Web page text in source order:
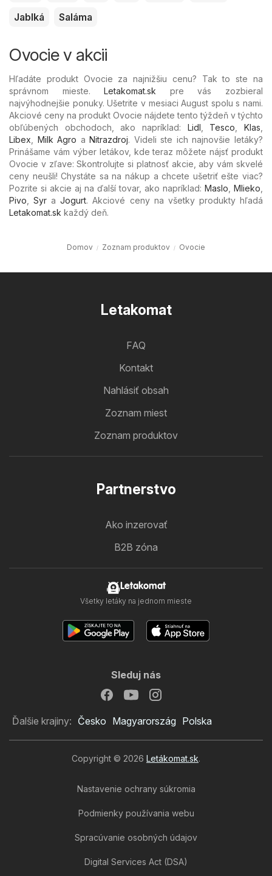
Jablká
Saláma
Ovocie v akcii
Hľadáte produkt Ovocie za najnižšiu cenu? Tak to ste na
správnom mieste.Letakomat.sk pre vás zozbieral
najvýhodnejšie ponuky. Ušetrite v mesiaci August spolu s nami.
Akciové ceny na produkt Ovocie nájdete tento týždeň v týchto
obľúbených obchodoch, ako napríklad: Lidl Tesco ,Klas
Libex
Milk Agro aNitrazdroj. Videli ste ich najnovšie letáky?
Prinášame vám výber letákov, kde teraz môžete nájsť produkt
Ovocie v zľave: Skontrolujte si platnosť akcie, aby vám skvelé
ceny neušli! Chystáte sa na nákup a chcete ušetriť ešte viac?
Pozrite si akcie aj na ďalší tovar, ako napríklad: Maslo Mlieko
Pivo ,Syr aJogurt. Akciové ceny na všetky produkty hľadá
Letakomat.sk každý deň.
Domov Zoznam produktov Ovocie
Letakomat
FAQ
Kontakt
Nahlásiť obsah
Zoznam miest
Zoznam produktov
Partnerstvo
Ako inzerovať
B2B zóna
Letakomat
Všetky letáky na jednom mieste
Sleduj nás
Ďalšie krajiny: Česko Magyarország Polska
Copyright © 2026 Letákomat.sk.
Nastavenie ochrany súkromia
Podmienky používania webu
Spracúvanie osobných údajov
Digital Services Act (DSA)